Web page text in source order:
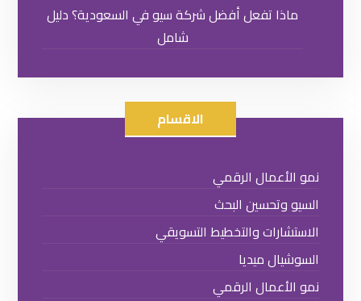
ماذا تفعل أفضل شركة سيو في السعودية؟ دليل
شامل
الاقسام
نمو الأعمال الرقمي
السيو وتحسين البحث
الاستشارات والتخطيط التسويقي
السوشيال ميديا
نمو الأعمال الرقمي